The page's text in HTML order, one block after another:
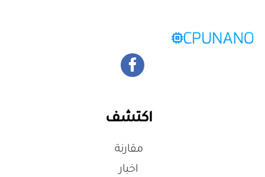
اكتشف
مقارنة
اخبار